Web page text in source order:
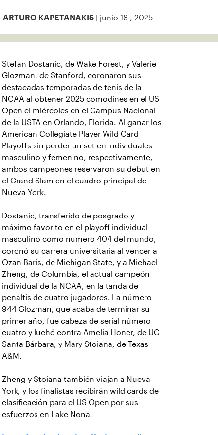
ARTURO KAPETANAKIS | junio 18 , 2025
Stefan Dostanic, de Wake Forest, y Valerie
Glozman, de Stanford, coronaron sus
destacadas temporadas de tenis de la
NCAA al obtener 2025 comodines en el US
Open el miércoles en el Campus Nacional
de la USTA en Orlando, Florida. Al ganar los
American Collegiate Player Wild Card
Playoffs sin perder un set en individuales
masculino y femenino, respectivamente,
ambos campeones reservaron su debut en
el Grand Slam en el cuadro principal de
Nueva York.
Dostanic, transferido de posgrado y
máximo favorito en el playoff individual
masculino como número 404 del mundo,
coronó su carrera universitaria al vencer a
Ozan Baris, de Michigan State, y a Michael
Zheng, de Columbia, el actual campeón
individual de la NCAA, en la tanda de
penaltis de cuatro jugadores. La número
944 Glozman, que acaba de terminar su
primer año, fue cabeza de serial número
cuatro y luchó contra Amelia Honer, de UC
Santa Bárbara, y Mary Stoiana, de Texas
A&M.
Zheng y Stoiana también viajan a Nueva
York, y los finalistas recibirán wild cards de
clasificación para el US Open por sus
esfuerzos en Lake Nona.